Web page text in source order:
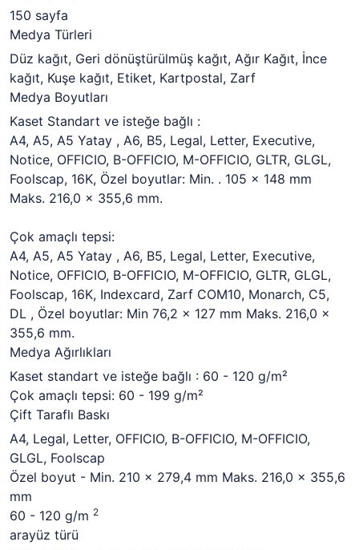
150 sayfa
Medya Türleri
Düz kağıt, Geri dönüştürülmüş kağıt, Ağır Kağıt, İnce
kağıt, Kuşe kağıt, Etiket, Kartpostal, Zarf
Medya Boyutları
Kaset Standart ve isteğe bağlı :
A4, A5, A5 Yatay , A6, B5, Legal, Letter, Executive,
Notice, OFFICIO, B-OFFICIO, M-OFFICIO, GLTR, GLGL,
Foolscap, 16K, Özel boyutlar: Min. . 105 x 148 mm
Maks. 216,0 x 355,6 mm.
Çok amaçlı tepsi:
A4, A5, A5 Yatay , A6, B5, Legal, Letter, Executive,
Notice, OFFICIO, B-OFFICIO, M-OFFICIO, GLTR, GLGL,
Foolscap, 16K, Indexcard, Zarf COM10, Monarch, C5,
DL , Özel boyutlar: Min 76,2 x 127 mm Maks. 216,0 x
355,6 mm.
Medya Ağırlıkları
Kaset standart ve isteğe bağlı : 60 - 120 g/m²
Çok amaçlı tepsi: 60 - 199 g/m²
Çift Taraflı Baskı
A4, Legal, Letter, OFFICIO, B-OFFICIO, M-OFFICIO,
GLGL, Foolscap
Özel boyut - Min. 210 x 279,4 mm Maks. 216,0 x 355,6
mm
60 - 120 g/m 2
arayüz türü